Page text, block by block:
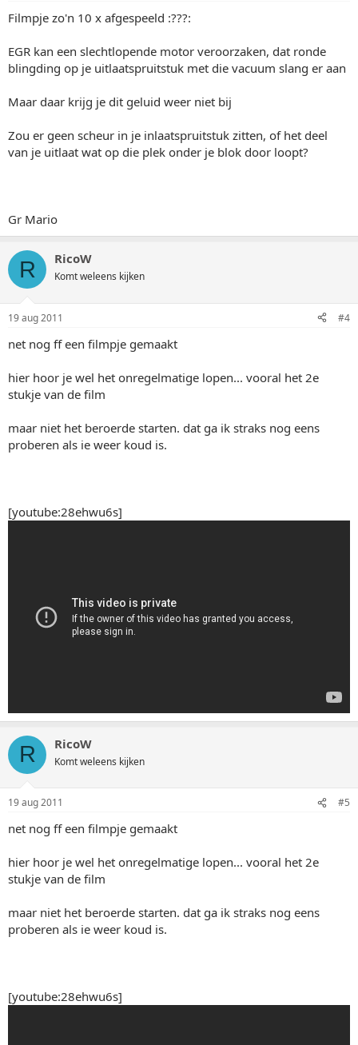
Filmpje zo'n 10 x afgespeeld :???:
EGR kan een slechtlopende motor veroorzaken, dat ronde
blingding op je uitlaatspruitstuk met die vacuum slang er aan
Maar daar krijg je dit geluid weer niet bij
Zou er geen scheur in je inlaatspruitstuk zitten, of het deel
van je uitlaat wat op die plek onder je blok door loopt?
Gr Mario
R RicoW
Komt weleens kijken
19 aug 2011 #4
net nog ff een filmpje gemaakt
hier hoor je wel het onregelmatige lopen... vooral het 2e
stukje van de film
maar niet het beroerde starten. dat ga ik straks nog eens
proberen als ie weer koud is.
[youtube:28ehwu6s]
R RicoW
Komt weleens kijken
19 aug 2011 #5
net nog ff een filmpje gemaakt
hier hoor je wel het onregelmatige lopen... vooral het 2e
stukje van de film
maar niet het beroerde starten. dat ga ik straks nog eens
proberen als ie weer koud is.
[youtube:28ehwu6s]